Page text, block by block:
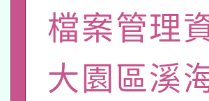
pilot」
有關大陸委
轉知經濟部
業技術研究
115年8月22
檔案管理
大園區溪